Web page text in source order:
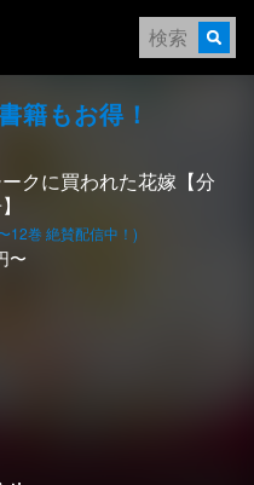
籍もお得！
クに買われた花嫁【分
12巻 絶賛配信中！)
〜